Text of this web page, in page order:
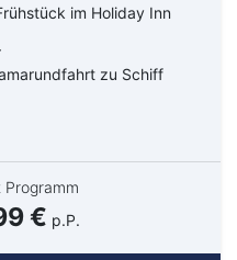
im Holiday Inn
zu Schiff
€ p.P.